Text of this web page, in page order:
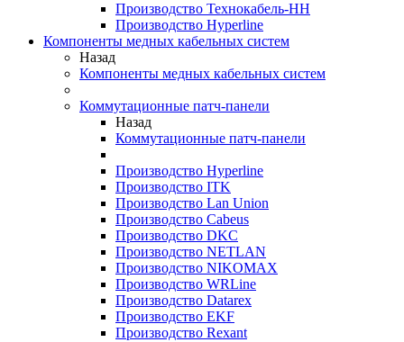
Производство Технокабель-НН
Производство Hyperline
Компоненты медных кабельных систем
Назад
Компоненты медных кабельных систем
Коммутационные патч-панели
Назад
Коммутационные патч-панели
Производство Hyperline
Производство ITK
Производство Lan Union
Производство Cabeus
Производство DKC
Производство NETLAN
Производство NIKOMAX
Производство WRLine
Производство Datarex
Производство EKF
Производство Rexant